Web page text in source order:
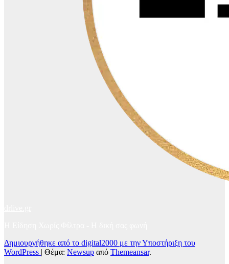
Δημιουργήθηκε από το digital2000 με την Υποστήριξη του
WordPress | Θέμα: Newsup από Themeansar.